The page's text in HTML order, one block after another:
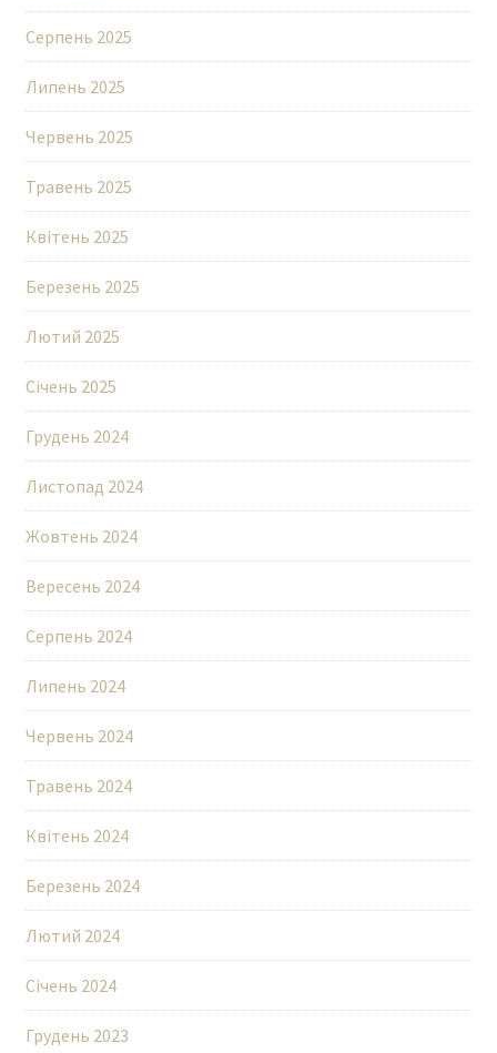
Серпень 2025
Липень 2025
Червень 2025
Травень 2025
Квітень 2025
Березень 2025
Лютий 2025
Січень 2025
Грудень 2024
Листопад 2024
Жовтень 2024
Вересень 2024
Серпень 2024
Липень 2024
Червень 2024
Травень 2024
Квітень 2024
Березень 2024
Лютий 2024
Січень 2024
Грудень 2023